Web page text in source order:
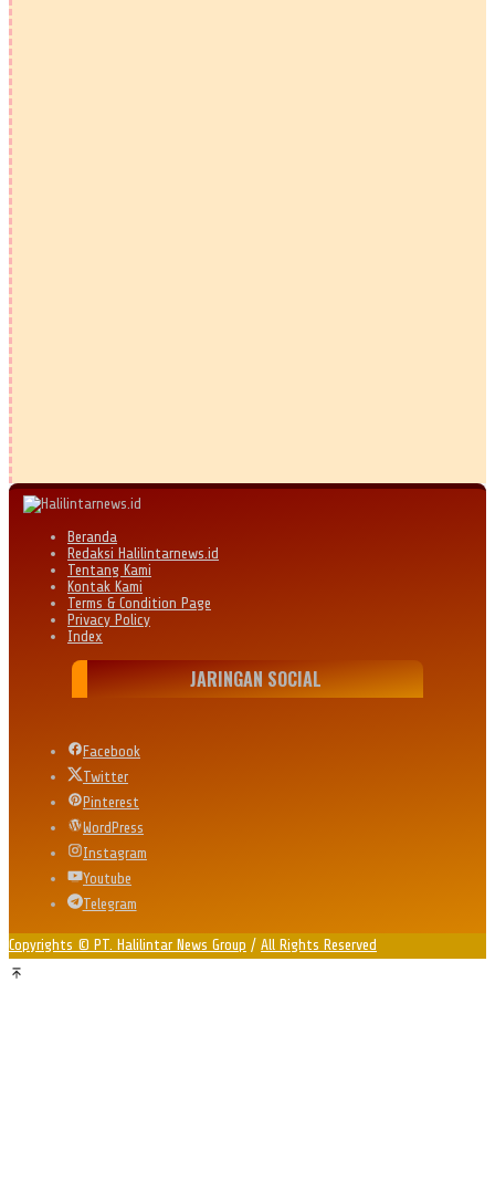
Beranda
Redaksi Halilintarnews.id
Tentang Kami
Kontak Kami
Terms & Condition Page
Privacy Policy
Index
JARINGAN SOCIAL
Facebook
Twitter
Pinterest
WordPress
Instagram
Youtube
Telegram
Copyrights © PT. Halilintar News Group / All Rights Reserved